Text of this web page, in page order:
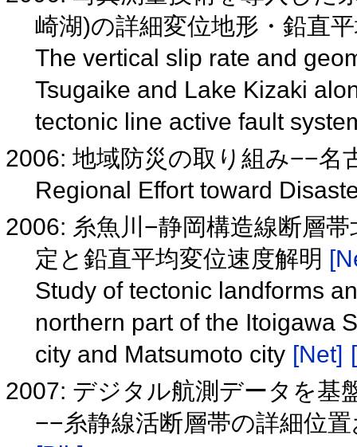
崎湖)の詳細変位地形・鉛直
The vertical slip rate and
Tsugaike and Lake Kizaki
tectonic line active fault
2006: 地域防災の取り組み−−名
Regional Effort toward
2006: 糸魚川−静岡構造線断層
定と鉛直平均変位速度解明
Study of tectonic landforms
northern part of the Itoigawa
city and Matsumoto city [Net]
2007: デジタル航測データを基
−−糸静線活断層帯の詳細位